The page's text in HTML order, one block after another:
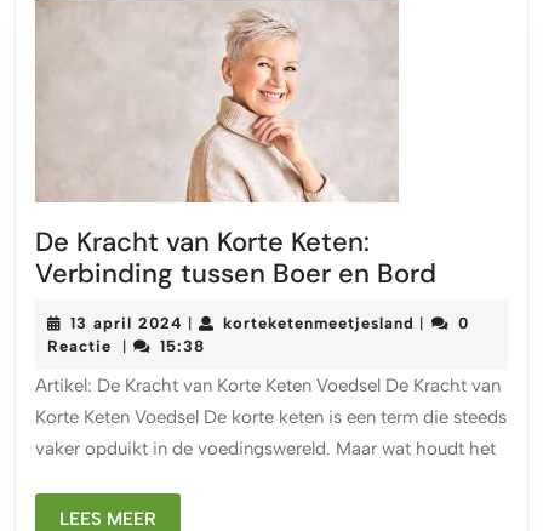
De Kracht van Korte Keten:
Verbinding tussen Boer en Bord
van
Keten:
tussen
13 april 2024 13
april
| korteketenmeetjesland |
0
Reactie
| 15:38
Artikel: De Kracht van Korte Keten Voedsel De Kracht van
Korte Keten Voedsel De korte keten is een term die steeds
vaker opduikt in de voedingswereld. Maar wat houdt het
LEES MEER